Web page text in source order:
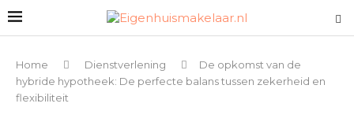
Home Dienstverlening
De opkomst van de
hybride hypotheek: De perfecte balans tussen zekerheid en
flexibiliteit